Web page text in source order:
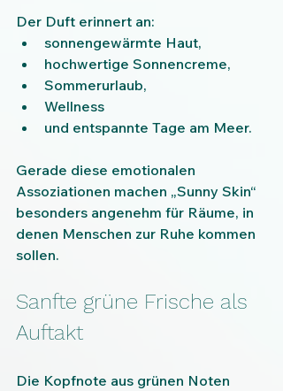
Der Duft erinnert an:
sonnengewärmte Haut,
hochwertige Sonnencreme,
Sommerurlaub,
Wellness
und entspannte Tage am Meer.
Gerade diese emotionalen
Assoziationen machen „Sunny Skin“
besonders angenehm für Räume, in
denen Menschen zur Ruhe kommen
sollen.
Sanfte grüne Frische als
Auftakt
Die Kopfnote aus grünen Noten